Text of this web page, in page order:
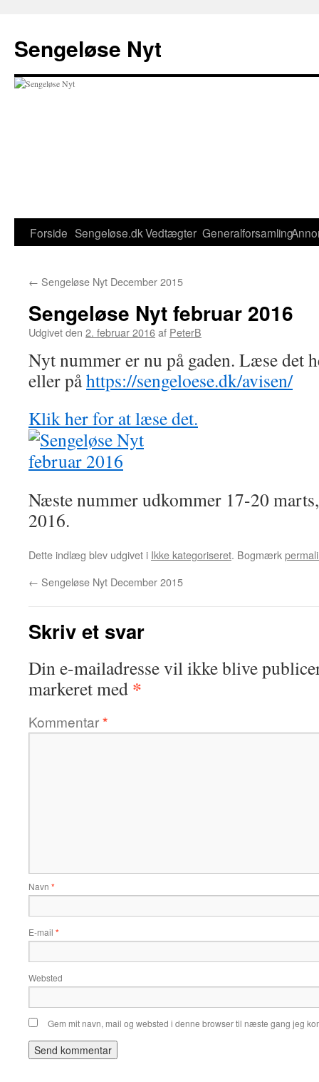
indhold
Sengeløse Nyt
Forside Sengeløse.dkVedtægter Generalforsamling
← Sengeløse Nyt December 2015
Sengeløse Nyt februar 2016
Udgivet den 2. februar 2016af PeterB
Nyt nummer er nu på gaden. Læse det
eller påhttps://sengeloese.dk/avisen/
Klik her for at læse det.
Næste nummer udkommer 17-20
2016.
Dette indlæg blev udgivet i Ikke kategoriseret. Bogmærk
← Sengeløse Nyt December 2015
Skriv et svar
Din e-mailadresse vil ikke blive
markeret med *
Kommentar*
Navn *
E-mail *
Websted
Gem mit navn, mail og websted i denne browser til næste gang jeg